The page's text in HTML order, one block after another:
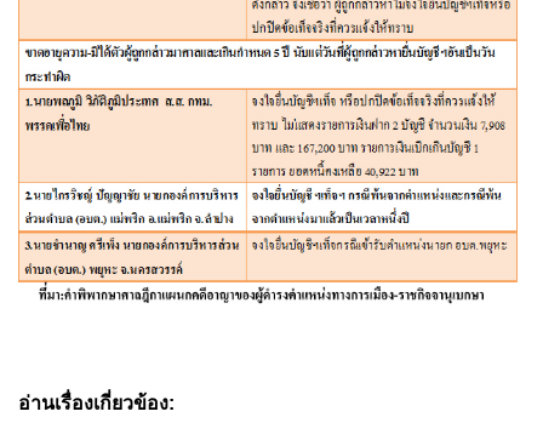
อ่านเรื่องเกี่ยวข้อง: